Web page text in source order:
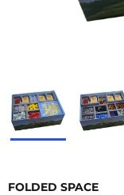
FOLDED SPACE